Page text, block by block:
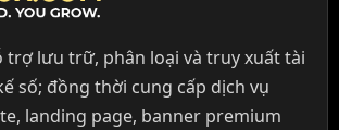
trợ lưu trữ, phân loại và truy xuất tài
số; đồng thời cung cấp dịch vụ
landing page, banner premium